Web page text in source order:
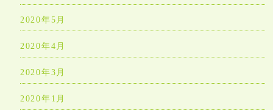
2020年5月
2020年4月
2020年3月
2020年1月